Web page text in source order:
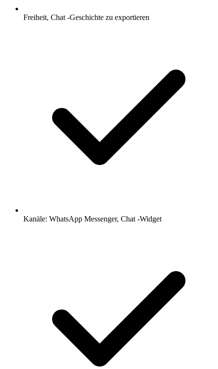
Freiheit, Chat -Geschichte zu exportieren
Kanäle: WhatsApp Messenger, Chat -Widget